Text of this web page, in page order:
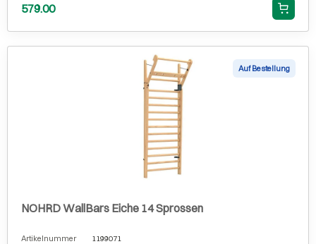
579.00
Auf Bestellung
NOHRD WallBars Eiche 14 Sprossen
Artikelnummer
1199071